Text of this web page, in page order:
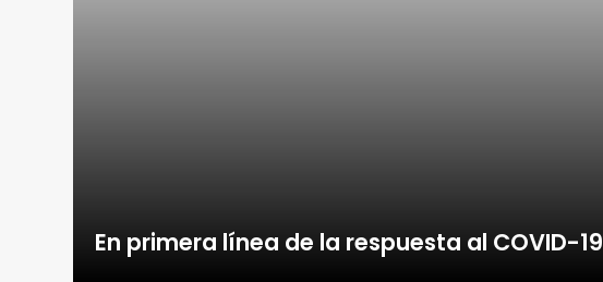
En primera línea de la respuesta al COVID-19